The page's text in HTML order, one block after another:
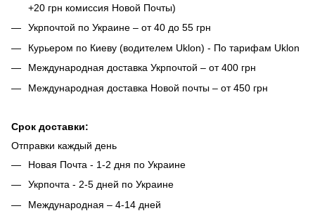
+20 грн комиссия Новой Почты)
Укрпочтой по Украине – от 40 до 55 грн
Курьером по Киеву (водителем Uklon) - По тарифам Uklon
Международная доставка Укрпочтой – от 400 грн
Международная доставка Новой почты – от 450 грн
Срок доставки:
Отправки каждый день
Новая Почта - 1-2 дня по Украине
Укрпочта - 2-5 дней по Украине
Международная – 4-14 дней